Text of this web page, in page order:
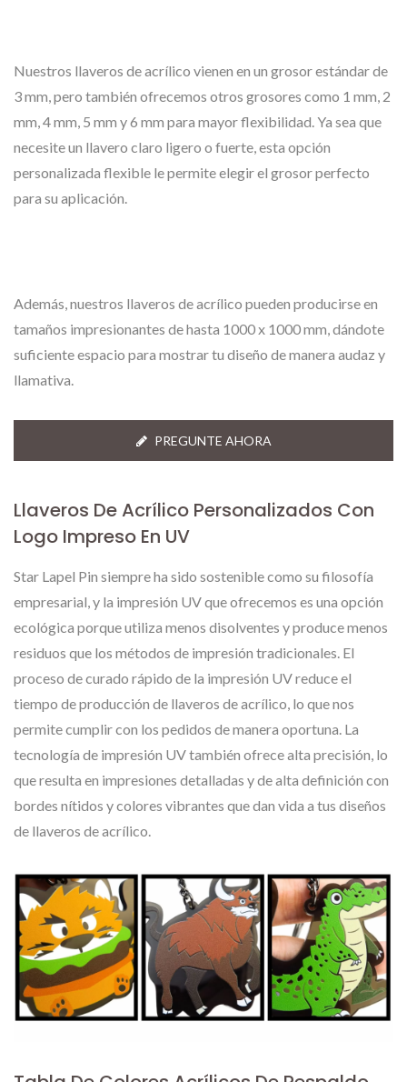
Nuestros llaveros de acrílico vienen en un grosor estándar de
3 mm, pero también ofrecemos otros grosores como 1 mm, 2
mm, 4 mm, 5 mm y 6 mm para mayor flexibilidad. Ya sea que
necesite un llavero claro ligero o fuerte, esta opción
personalizada flexible le permite elegir el grosor perfecto
para su aplicación.
Además, nuestros llaveros de acrílico pueden producirse en
tamaños impresionantes de hasta 1000 x 1000 mm, dándote
suficiente espacio para mostrar tu diseño de manera audaz y
llamativa.
PREGUNTE AHORA
Llaveros De Acrílico Personalizados Con
Logo Impreso En UV
Star Lapel Pin siempre ha sido sostenible como su filosofía
empresarial, y la impresión UV que ofrecemos es una opción
ecológica porque utiliza menos disolventes y produce menos
residuos que los métodos de impresión tradicionales. El
proceso de curado rápido de la impresión UV reduce el
tiempo de producción de llaveros de acrílico, lo que nos
permite cumplir con los pedidos de manera oportuna. La
tecnología de impresión UV también ofrece alta precisión, lo
que resulta en impresiones detalladas y de alta definición con
bordes nítidos y colores vibrantes que dan vida a tus diseños
de llaveros de acrílico.